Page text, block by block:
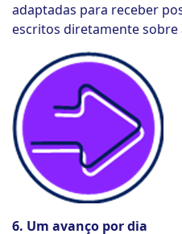
adaptadas para receber
escritos diretamente sobre
6. Um avanço por dia